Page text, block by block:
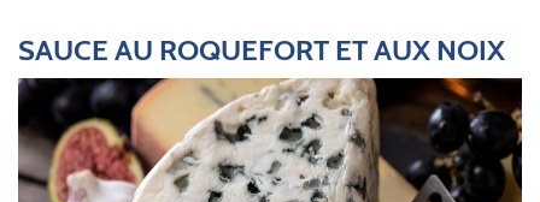
SAUCE AU ROQUEFORT ET AUX NOIX